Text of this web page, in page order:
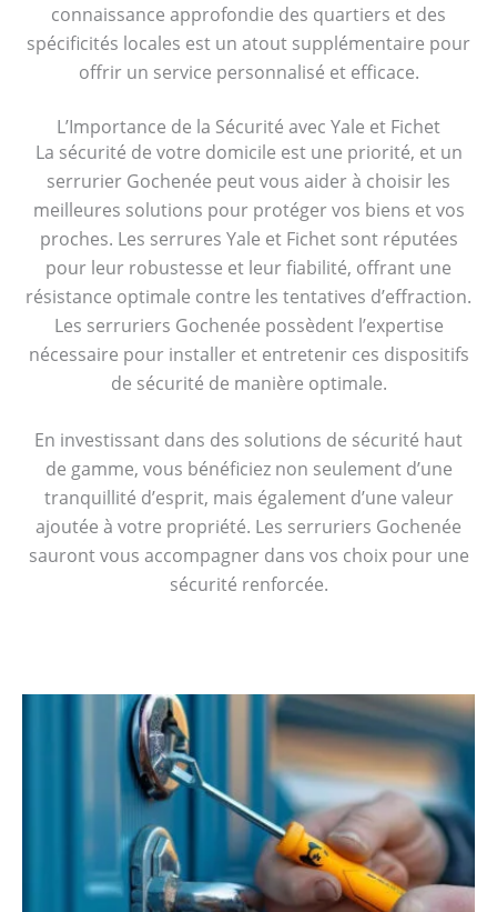
connaissance approfondie des quartiers et des
spécificités locales est un atout supplémentaire pour
offrir un service personnalisé et efficace.
L’Importance de la Sécurité avec Yale et Fichet
La sécurité de votre domicile est une priorité, et un
serrurier Gochenée peut vous aider à choisir les
meilleures solutions pour protéger vos biens et vos
proches. Les serrures Yale et Fichet sont réputées
pour leur robustesse et leur fiabilité, offrant une
résistance optimale contre les tentatives d’effraction.
Les serruriers Gochenée possèdent l’expertise
nécessaire pour installer et entretenir ces dispositifs
de sécurité de manière optimale.
En investissant dans des solutions de sécurité haut
de gamme, vous bénéficiez non seulement d’une
tranquillité d’esprit, mais également d’une valeur
ajoutée à votre propriété. Les serruriers Gochenée
sauront vous accompagner dans vos choix pour une
sécurité renforcée.